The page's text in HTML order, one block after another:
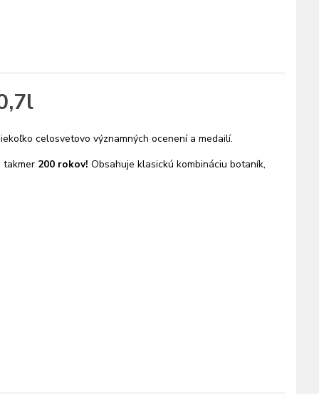
celosvetovo významných ocenení a medailí.
takmer 200 rokov! Obsahuje klasickú kombináciu botaník,